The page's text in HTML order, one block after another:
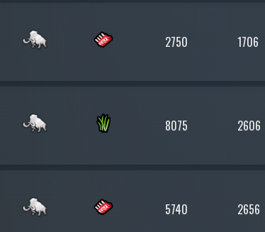
2750 1706
8075 2606
5740 2656